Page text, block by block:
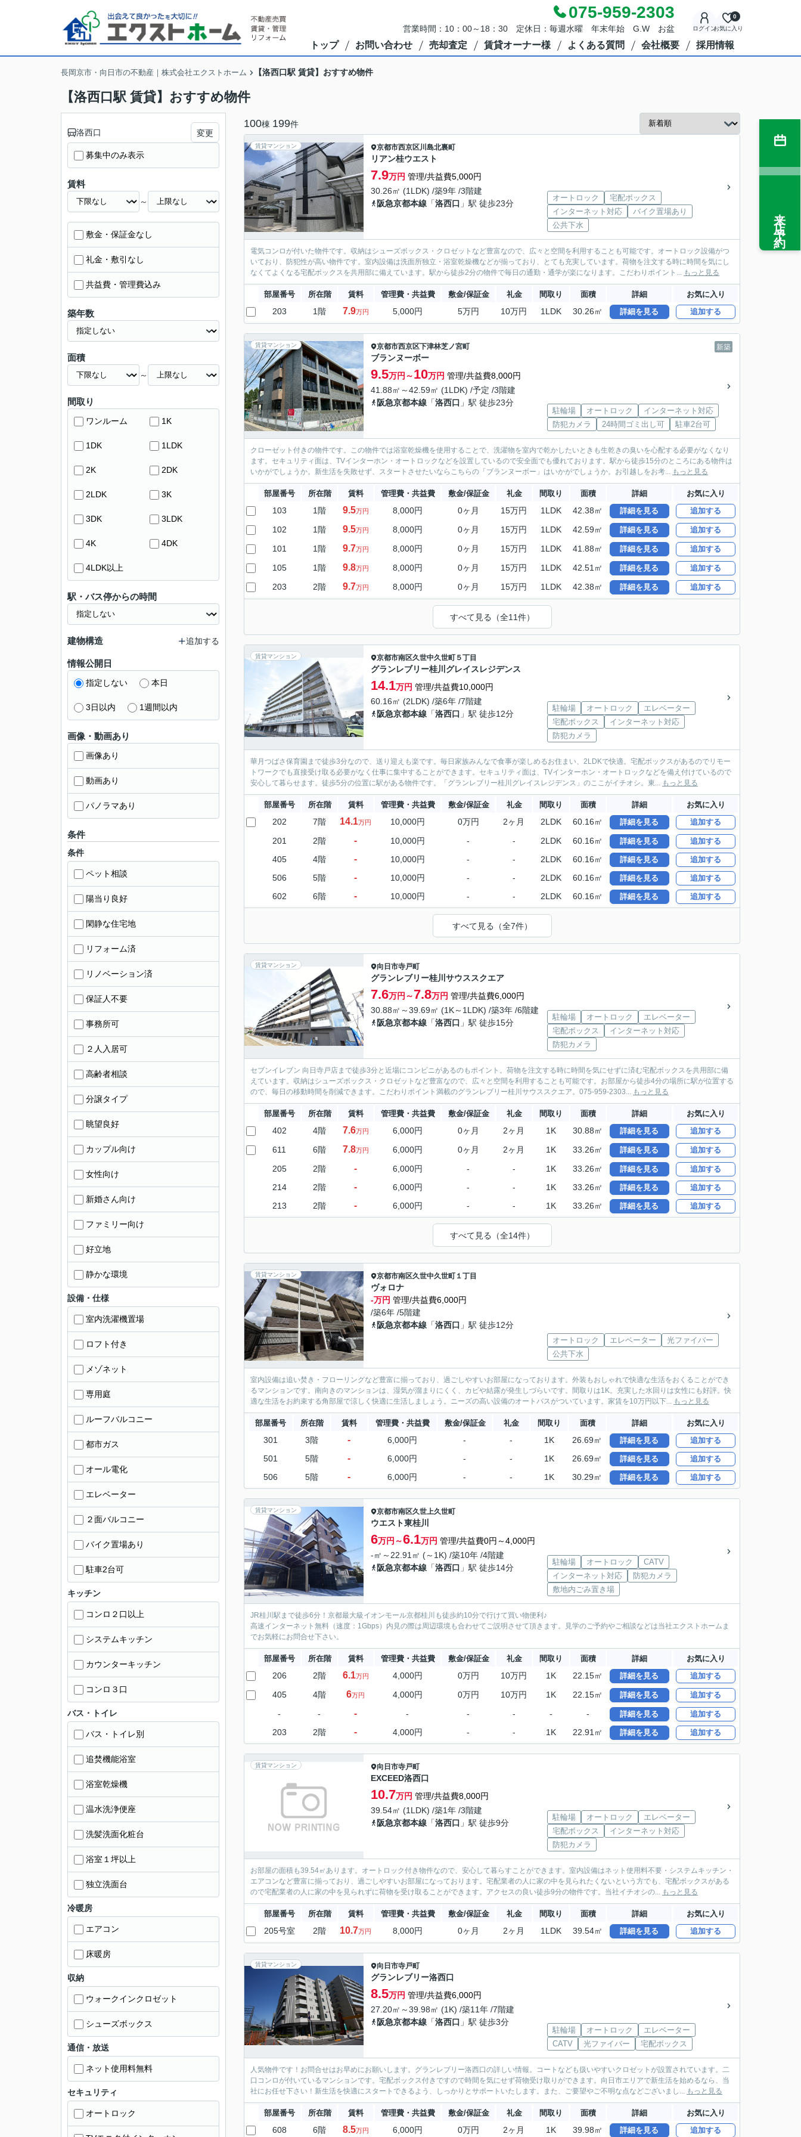
075-959-2303
営業時間：10：00～18：30 定休日：毎週水曜 年末年始 G.W お盆 ログインお気に入り
0
トップ お問い合わせ 売却査定 賃貸オーナー様 よくある質問 会社概要 採用情報
長岡京市・向日市の不動産｜株式会社エクストホーム 【洛西口駅 賃貸】おすすめ物件
【洛西口駅 賃貸】おすすめ物件
100棟 199件
賃貸マンション 京都市西京区川島北裏町
リアン桂ウエスト
7.9万円 管理/共益費5,000円
30.26㎡ (1LDK) /築9年 /3階建
阪急京都本線 「洛西口 」駅 徒歩23分
オートロック
宅配ボックス
インターネット対応
バイク置場あり
公共下水
電気コンロが付いた物件です。収納はシューズボックス・クロゼットなど豊富なので、広々と空間を利用することも可能です。オートロック設備がつ
いており、防犯性が高い物件です。室内設備は洗面所独立・浴室乾燥機などが揃っており、とても充実しています。荷物を注文する時に時間を気にし
なくてよくなる宅配ボックスを共用部に備えています。駅から徒歩2分の物件で毎日の通勤・通学が楽になります。こだわりポイント... もっと見る
部屋番号 所在階 賃料 管理費・共益費 敷金/保証金 礼金 間取り 面積 詳細 お気に入り
203 1階 7.9万円 5,000円 5万円 10万円 1LDK 30.26㎡ 詳細を見る 追加する
賃貸マンション 新築
京都市西京区下津林芝ノ宮町
ブランヌーボー
9.5万円～10万円 管理/共益費8,000円
41.88㎡～42.59㎡ (1LDK) /予定 /3階建
阪急京都本線 「洛西口 」駅 徒歩23分
駐輪場 オートロック
インターネット対応
防犯カメラ
24時間ゴミ出し可 駐車2台可
クローゼット付きの物件です。この物件では浴室乾燥機を使用することで、洗濯物を室内で乾かしたいときも生乾きの臭いを心配する必要がなくなり
ます。セキュリティ面は、TVインターホン・オートロックなどを設置しているので安全面でも優れております。駅から徒歩15分のところにある物件は
いかがでしょうか。新生活を失敗せず、スタートさせたいならこちらの「ブランヌーボー」はいかがでしょうか。お引越しをお考... もっと見る
部屋番号 所在階 賃料 管理費・共益費 敷金/保証金 礼金 間取り 面積 詳細 お気に入り
103 1階 9.5万円 8,000円 0ヶ月 15万円 1LDK 42.38㎡ 詳細を見る 追加する
102 1階 9.5万円 8,000円 0ヶ月 15万円 1LDK 42.59㎡ 詳細を見る 追加する
101 1階 9.7万円 8,000円 0ヶ月 15万円 1LDK 41.88㎡ 詳細を見る 追加する
105 1階 9.8万円 8,000円 0ヶ月 15万円 1LDK 42.51㎡ 詳細を見る 追加する
203 2階 9.7万円 8,000円 0ヶ月 15万円 1LDK 42.38㎡ 詳細を見る 追加する
すべて見る（全11件）
賃貸マンション 京都市南区久世中久世町５丁目
グランレブリー桂川グレイスレジデンス
14.1万円 管理/共益費10,000円
60.16㎡ (2LDK) /築6年 /7階建
阪急京都本線 「洛西口 」駅 徒歩12分
駐輪場 オートロック
エレベーター
宅配ボックス
インターネット対応
防犯カメラ
華月つばさ保育園まで徒歩3分なので、送り迎えも楽です。毎日家族みんなで食事が楽しめるお住まい、2LDKで快適。宅配ボックスがあるのでリモー
トワークでも直接受け取る必要がなく仕事に集中することができます。セキュリティ面は、TVインターホン・オートロックなどを備え付けているので
安心して暮らせます。徒歩5分の位置に駅がある物件です。「グランレブリー桂川グレイスレジデンス」のここがイチオシ。東... もっと見る
部屋番号 所在階 賃料 管理費・共益費 敷金/保証金 礼金 間取り 面積 詳細 お気に入り
202 7階 14.1万円 10,000円 0万円 2ヶ月 2LDK 60.16㎡ 詳細を見る 追加する
201 2階 - 10,000円 - - 2LDK 60.16㎡ 詳細を見る 追加する
405 4階 - 10,000円 - - 2LDK 60.16㎡ 詳細を見る 追加する
506 5階 - 10,000円 - - 2LDK 60.16㎡ 詳細を見る 追加する
602 6階 - 10,000円 - - 2LDK 60.16㎡ 詳細を見る 追加する
すべて見る（全7件）
賃貸マンション 向日市寺戸町
グランレブリー桂川サウススクエア
7.6万円～7.8万円 管理/共益費6,000円
30.88㎡～39.69㎡ (1K～1LDK) /築3年 /6階建
阪急京都本線 「洛西口 」駅 徒歩15分
駐輪場 オートロック
エレベーター
宅配ボックス
インターネット対応
防犯カメラ
セブンイレブン 向日寺戸店まで徒歩3分と近場にコンビニがあるのもポイント。荷物を注文する時に時間を気にせずに済む宅配ボックスを共用部に備
えています。収納はシューズボックス・クロゼットなど豊富なので、広々と空間を利用することも可能です。お部屋から徒歩4分の場所に駅が位置する
ので、毎日の移動時間を削減できます。こだわりポイント満載のグランレブリー桂川サウススクエア。075-959-2303... もっと見る
部屋番号 所在階 賃料 管理費・共益費 敷金/保証金 礼金 間取り 面積 詳細 お気に入り
402 4階 7.6万円 6,000円 0ヶ月 2ヶ月 1K 30.88㎡ 詳細を見る 追加する
611 6階 7.8万円 6,000円 0ヶ月 2ヶ月 1K 33.26㎡ 詳細を見る 追加する
205 2階 - 6,000円 - - 1K 33.26㎡ 詳細を見る 追加する
214 2階 - 6,000円 - - 1K 33.26㎡ 詳細を見る 追加する
213 2階 - 6,000円 - - 1K 33.26㎡ 詳細を見る 追加する
すべて見る（全14件）
賃貸マンション 京都市南区久世中久世町１丁目
ヴォロナ
-万円 管理/共益費6,000円
/築6年 /5階建
阪急京都本線 「洛西口 」駅 徒歩12分
オートロック エレベーター
光ファイバー
公共下水
室内設備は追い焚き・フローリングなど豊富に揃っており、過ごしやすいお部屋になっております。外装もおしゃれで快適な生活をおくることができ
るマンションです。南向きのマンションは、湿気が溜まりにくく、カビや結露が発生しづらいです。間取りは1K。充実した水回りは女性にも好評。快
適な生活をお約束する角部屋で涼しく快適に生活しましょう。ニーズの高い設備のオートバスがついています。家賃を10万円以下... もっと見る
部屋番号 所在階 賃料 管理費・共益費 敷金/保証金 礼金 間取り 面積 詳細 お気に入り
301 3階 - 6,000円 - - 1K 26.69㎡ 詳細を見る 追加する
501 5階 - 6,000円 - - 1K 26.69㎡ 詳細を見る 追加する
506 5階 - 6,000円 - - 1K 30.29㎡ 詳細を見る 追加する
賃貸マンション 京都市南区久世上久世町
ウエスト東桂川
6万円～6.1万円 管理/共益費0円～4,000円
-㎡～22.91㎡ (～1K) /築10年 /4階建
阪急京都本線 「洛西口 」駅 徒歩14分
駐輪場 オートロック
CATV
インターネット対応
防犯カメラ
敷地内ごみ置き場
JR桂川駅まで徒歩6分！京都最大級イオンモール京都桂川も徒歩約10分で行けて買い物便利♪
高速インターネット無料（速度：1Gbps）内見の際は周辺環境も合わせてご説明させて頂きます。見学のご予約やご相談などは当社エクストホームま
でお気軽にお問合せ下さい。
部屋番号 所在階 賃料 管理費・共益費 敷金/保証金 礼金 間取り 面積 詳細 お気に入り
206 2階 6.1万円 4,000円 0万円 10万円 1K 22.15㎡ 詳細を見る 追加する
405 4階 6万円 4,000円 0万円 10万円 1K 22.15㎡ 詳細を見る 追加する
- - - - - - - - 詳細を見る 追加する
203 2階 - 4,000円 - - 1K 22.91㎡ 詳細を見る 追加する
賃貸マンション 向日市寺戸町
EXCEED洛西口
10.7万円 管理/共益費8,000円
39.54㎡ (1LDK) /築1年 /3階建
阪急京都本線 「洛西口 」駅 徒歩9分
駐輪場 オートロック
エレベーター
宅配ボックス
インターネット対応
防犯カメラ
お部屋の面積も39.54㎡あります。オートロック付き物件なので、安心して暮らすことができます。室内設備はネット使用料不要・システムキッチン・
エアコンなど豊富に揃っており、過ごしやすいお部屋になっております。宅配業者の人に家の中を見られたくないという方でも、宅配ボックスがある
ので宅配業者の人に家の中を見られずに荷物を受け取ることができます。アクセスの良い徒歩9分の物件です。当社イチオシの... もっと見る
部屋番号 所在階 賃料 管理費・共益費 敷金/保証金 礼金 間取り 面積 詳細 お気に入り
205号室 2階 10.7万円 8,000円 0ヶ月 2ヶ月 1LDK 39.54㎡ 詳細を見る 追加する
賃貸マンション 向日市寺戸町
グランレブリー洛西口
8.5万円 管理/共益費6,000円
27.20㎡～39.98㎡ (1K) /築11年 /7階建
阪急京都本線 「洛西口 」駅 徒歩3分
駐輪場 オートロック
エレベーター
CATV
光ファイバー 宅配ボックス
人気物件です！お問合せはお早めにお願いします。グランレブリー洛西口の詳しい情報。コートなども扱いやすいクロゼットが設置されています。二
口コンロが付いているマンションです。宅配ボックス付きですので時間を気にせず荷物受け取りができます。向日市エリアで新生活を始めるなら、当
社にお任せ下さい！新生活を快適にスタートできるよう、しっかりとサポートいたします。また、ご要望やご不明な点などございまし... もっと見る
部屋番号 所在階 賃料 管理費・共益費 敷金/保証金 礼金 間取り 面積 詳細 お気に入り
608 6階 8.5万円 6,000円 0万円 2ヶ月 1K 39.98㎡ 詳細を見る 追加する
洛西口 変更
募集中のみ表示
賃料
～
敷金・保証金なし
礼金・敷引なし
共益費・管理費込み
築年数
面積
～
間取り
ワンルーム 1K
1DK 1LDK
2K 2DK
2LDK 3K
3DK 3LDK
4K 4DK
4LDK以上
駅・バス停からの時間
建物構造 追加する
情報公開日
指定しない 本日
3日以内 1週間以内
画像・動画あり
画像あり
動画あり
パノラマあり
条件
条件
ペット相談
陽当り良好
閑静な住宅地
リフォーム済
リノベーション済
保証人不要
事務所可
２人入居可
高齢者相談
分譲タイプ
眺望良好
カップル向け
女性向け
新婚さん向け
ファミリー向け
好立地
静かな環境
設備・仕様
室内洗濯機置場
ロフト付き
メゾネット
専用庭
ルーフバルコニー
都市ガス
オール電化
エレベーター
２面バルコニー
バイク置場あり
駐車2台可
キッチン
コンロ２口以上
システムキッチン
カウンターキッチン
コンロ３口
バス・トイレ
バス・トイレ別
追焚機能浴室
浴室乾燥機
温水洗浄便座
洗髪洗面化粧台
浴室１坪以上
独立洗面台
冷暖房
エアコン
床暖房
収納
ウォークインクロゼット
シューズボックス
通信・放送
ネット使用料無料
セキュリティ
オートロック
来店予約